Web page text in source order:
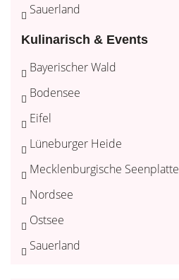
Sauerland
Kulinarisch & Events
Bayerischer Wald
Bodensee
Eifel
Lüneburger Heide
Mecklenburgische Seenplatte
Nordsee
Ostsee
Sauerland